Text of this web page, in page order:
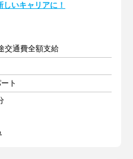
いキャリアに！
交通費全額支給
ト